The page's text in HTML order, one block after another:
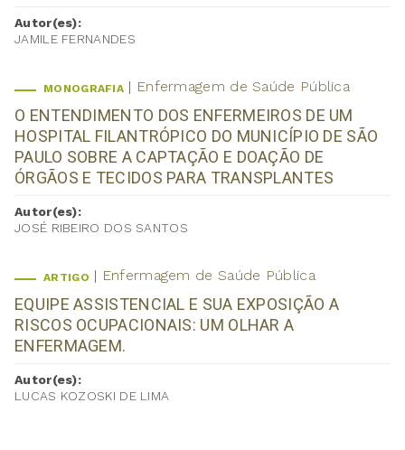
Autor(es):
JAMILE FERNANDES
MONOGRAFIA Enfermagem de Saúde Pública
O ENTENDIMENTO DOS ENFERMEIROS DE UM
HOSPITAL FILANTRÓPICO DO MUNICÍPIO DE SÃO
PAULO SOBRE A CAPTAÇÃO E DOAÇÃO DE
ÓRGÃOS E TECIDOS PARA TRANSPLANTES
Autor(es):
JOSÉ RIBEIRO DOS SANTOS
ARTIGO Enfermagem de Saúde Pública
EQUIPE ASSISTENCIAL E SUA EXPOSIÇÃO A
RISCOS OCUPACIONAIS: UM OLHAR A
ENFERMAGEM.
Autor(es):
LUCAS KOZOSKI DE LIMA